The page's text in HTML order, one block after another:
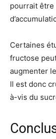
pourrait être
Certaines
fructose
augmenter
Il est donc
à-vis du